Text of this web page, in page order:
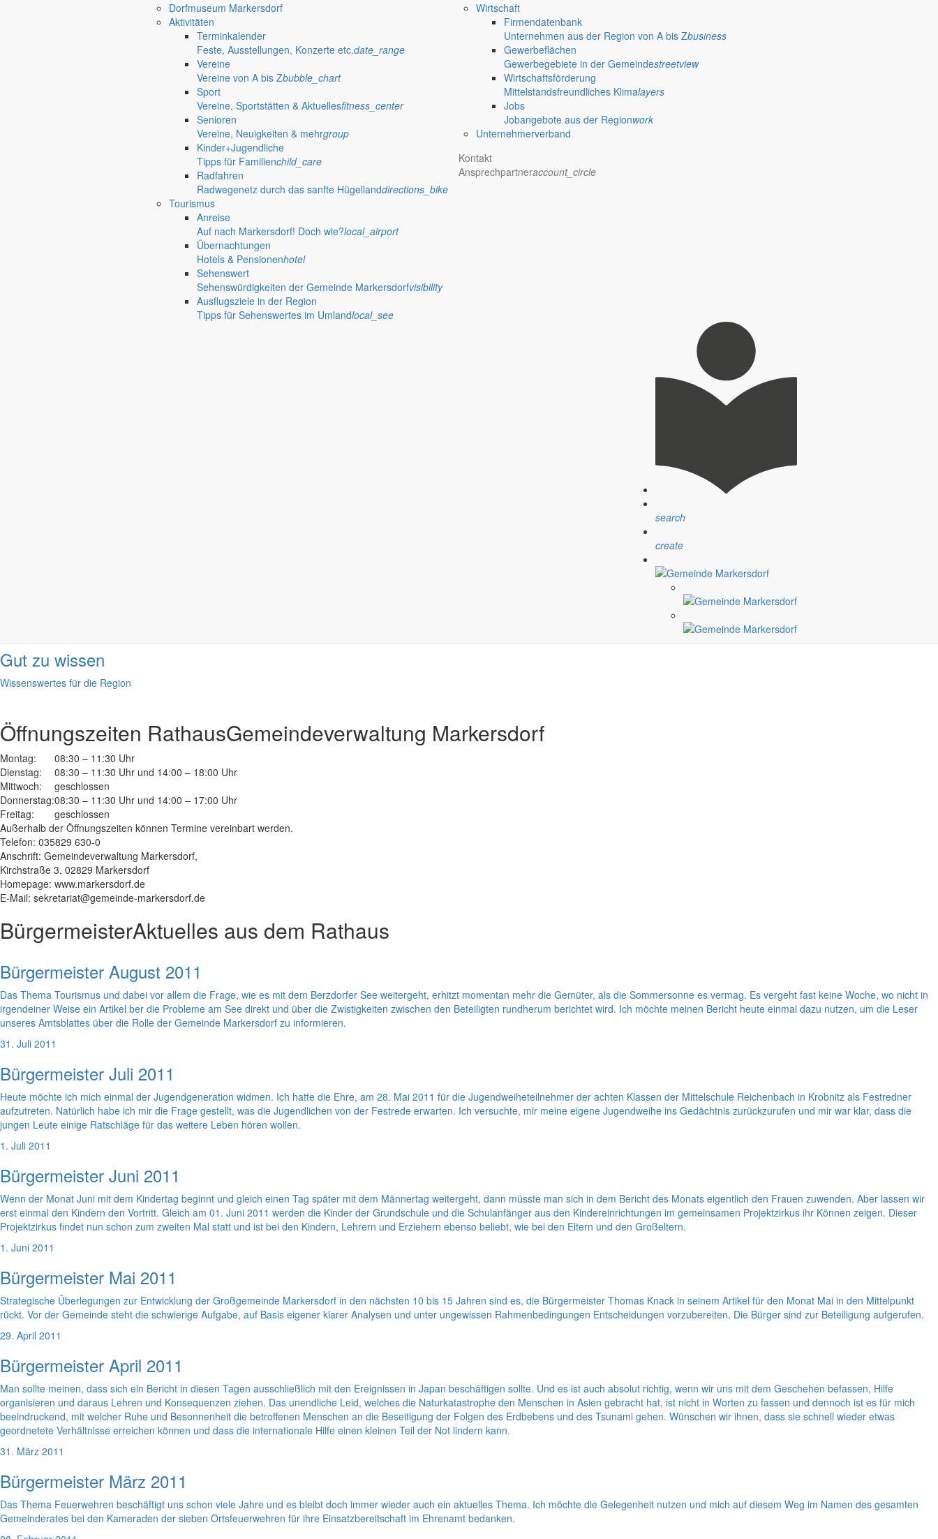
Dorfmuseum Markersdorf
Aktivitäten
Terminkalender
Feste, Ausstellungen, Konzerte etc.date_range
Vereine
Vereine von A bis Zbubble_chart
Sport
Vereine, Sportstätten & Aktuellesfitness_center
Senioren
Vereine, Neuigkeiten & mehrgroup
Kinder+Jugendliche
Tipps für Familienchild_care
Radfahren
Radwegenetz durch das sanfte Hügellanddirections_bike
Tourismus
Anreise
Auf nach Markersdorf! Doch wie?local_airport
Übernachtungen
Hotels & Pensionenhotel
Sehenswert
Sehenswürdigkeiten der Gemeinde Markersdorfvisibility
Ausflugsziele in der Region
Tipps für Sehenswertes im Umlandlocal_see
Wirtschaft
Firmendatenbank
Unternehmen aus der Region von A bis Zbusiness
Gewerbeflächen
Gewerbegebiete in der Gemeindestreetview
Wirtschaftsförderung
Mittelstandsfreundliches Klimalayers
Jobs
Jobangebote aus der Regionwork
Unternehmerverband
Kontakt
Ansprechpartneraccount_circle
search
create
Deutsch-Paulsdorf
Jauernick-Buschbach
Früher musste man wegen jeder Angelegenheit “uff de Gemeende”, heute stellt das Rathaus Markersdorf viele Informationen online bereit. Ansprechpartner, Öffnungszeiten und Informationen zu
Satzungen
Verfahrensvorschriften und Gebühren
Gut zu wissen
Wissenswertes für die Region
Öffnungszeiten RathausGemeindeverwaltung Markersdorf
Montag:
08:30 – 11:30 Uhr
Dienstag:
08:30 – 11:30 Uhr und 14:00 – 18:00 Uhr
Mittwoch:
geschlossen
Donnerstag:08:30 – 11:30 Uhr und 14:00 – 17:00 Uhr
Freitag:
geschlossen
Außerhalb der Öffnungszeiten können Termine vereinbart werden.
Telefon: 035829 630-0
Anschrift: Gemeindeverwaltung Markersdorf,
Kirchstraße 3, 02829 Markersdorf
Homepage: www.markersdorf.de
E-Mail: sekretariat@gemeinde-markersdorf.de
BürgermeisterAktuelles aus dem Rathaus
Bürgermeister August 2011
Das Thema Tourismus und dabei vor allem die Frage, wie es mit dem Berzdorfer See weitergeht, erhitzt momentan mehr die Gemüter, als die Sommersonne es vermag. Es vergeht fast keine Woche, wo nicht in
irgendeiner Weise ein Artikel ber die Probleme am See direkt und über die Zwistigkeiten zwischen den Beteiligten rundherum berichtet wird. Ich möchte meinen Bericht heute einmal dazu nutzen, um die Leser
unseres Amtsblattes über die Rolle der Gemeinde Markersdorf zu informieren.
31. Juli 2011
Bürgermeister Juli 2011
Heute möchte ich mich einmal der Jugendgeneration widmen. Ich hatte die Ehre, am 28. Mai 2011 für die Jugendweiheteilnehmer der achten Klassen der Mittelschule Reichenbach in Krobnitz als Festredner
aufzutreten. Natürlich habe ich mir die Frage gestellt, was die Jugendlichen von der Festrede erwarten. Ich versuchte, mir meine eigene Jugendweihe ins Gedächtnis zurückzurufen und mir war klar, dass die
jungen Leute einige Ratschläge für das weitere Leben hören wollen.
1. Juli 2011
Bürgermeister Juni 2011
Wenn der Monat Juni mit dem Kindertag beginnt und gleich einen Tag später mit dem Männertag weitergeht, dann müsste man sich in dem Bericht des Monats eigentlich den Frauen zuwenden. Aber lassen wir
erst einmal den Kindern den Vortritt. Gleich am 01. Juni 2011 werden die Kinder der Grundschule und die Schulanfänger aus den Kindereinrichtungen im gemeinsamen Projektzirkus ihr Können zeigen. Dieser
Projektzirkus findet nun schon zum zweiten Mal statt und ist bei den Kindern, Lehrern und Erziehern ebenso beliebt, wie bei den Eltern und den Großeltern.
1. Juni 2011
Bürgermeister Mai 2011
Strategische Überlegungen zur Entwicklung der Großgemeinde Markersdorf in den nächsten 10 bis 15 Jahren sind es, die Bürgermeister Thomas Knack in seinem Artikel für den Monat Mai in den Mittelpunkt
rückt. Vor der Gemeinde steht die schwierige Aufgabe, auf Basis eigener klarer Analysen und unter ungewissen Rahmenbedingungen Entscheidungen vorzubereiten. Die Bürger sind zur Beteiligung aufgerufen.
29. April 2011
Bürgermeister April 2011
Man sollte meinen, dass sich ein Bericht in diesen Tagen ausschließlich mit den Ereignissen in Japan beschäftigen sollte. Und es ist auch absolut richtig, wenn wir uns mit dem Geschehen befassen, Hilfe
organisieren und daraus Lehren und Konsequenzen ziehen. Das unendliche Leid, welches die Naturkatastrophe den Menschen in Asien gebracht hat, ist nicht in Worten zu fassen und dennoch ist es für mich
beeindruckend, mit welcher Ruhe und Besonnenheit die betroffenen Menschen an die Beseitigung der Folgen des Erdbebens und des Tsunami gehen. Wünschen wir ihnen, dass sie schnell wieder etwas
geordnetete Verhältnisse erreichen können und dass die internationale Hilfe einen kleinen Teil der Not lindern kann.
31. März 2011
Bürgermeister März 2011
Das Thema Feuerwehren beschäftigt uns schon viele Jahre und es bleibt doch immer wieder auch ein aktuelles Thema. Ich möchte die Gelegenheit nutzen und mich auf diesem Weg im Namen des gesamten
Gemeinderates bei den Kameraden der sieben Ortsfeuerwehren für ihre Einsatzbereitschaft im Ehrenamt bedanken.